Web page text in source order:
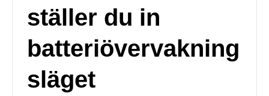
ställer du in
batteriövervakning
släget